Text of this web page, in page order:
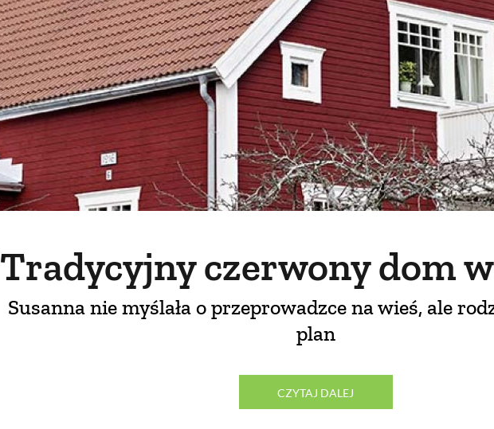
Tradycyjny czerwony dom
Susanna nie myślała o przeprowadzce na wieś, ale
plan
CZYTAJ DALEJ